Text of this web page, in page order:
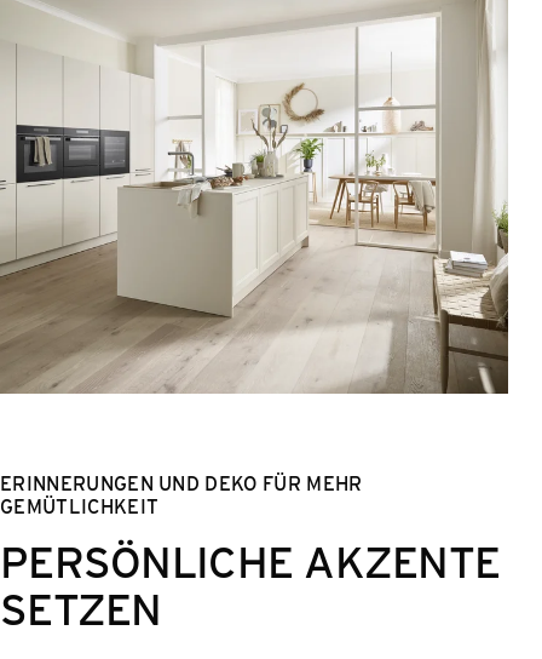
ERINNERUNGEN UND DEKO FÜR MEHR
GEMÜTLICHKEIT
PERSÖNLICHE AKZENTE
SETZEN